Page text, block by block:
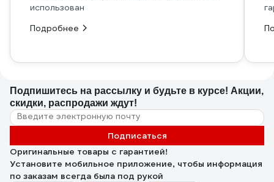
использован
Подробнее
Подпишитесь на рассылку и будьте в курсе! Акции,
скидки, распродажи ждут!
Подписаться
Оригинальные товары с гарантией!
Установите мобильное приложение, чтобы информация
по заказам всегда была под рукой